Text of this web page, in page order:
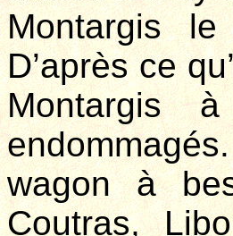
Montargis
D’après ce
Montargis
wagon à
Coutras,